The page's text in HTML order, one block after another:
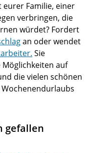
Familie, einer
verbringen, die
würdet? Fordert
an oder wendet
Sie
auf
die vielen schönen
gefallen